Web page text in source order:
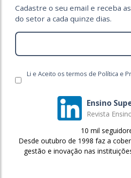
Cadastre o seu email e receba
do setor a cada quinze dias.
Li e Aceito os termos de Política e
Ensino
Revista
10 mil
Desde outubro de 1998 faz a
gestão e inovação nas